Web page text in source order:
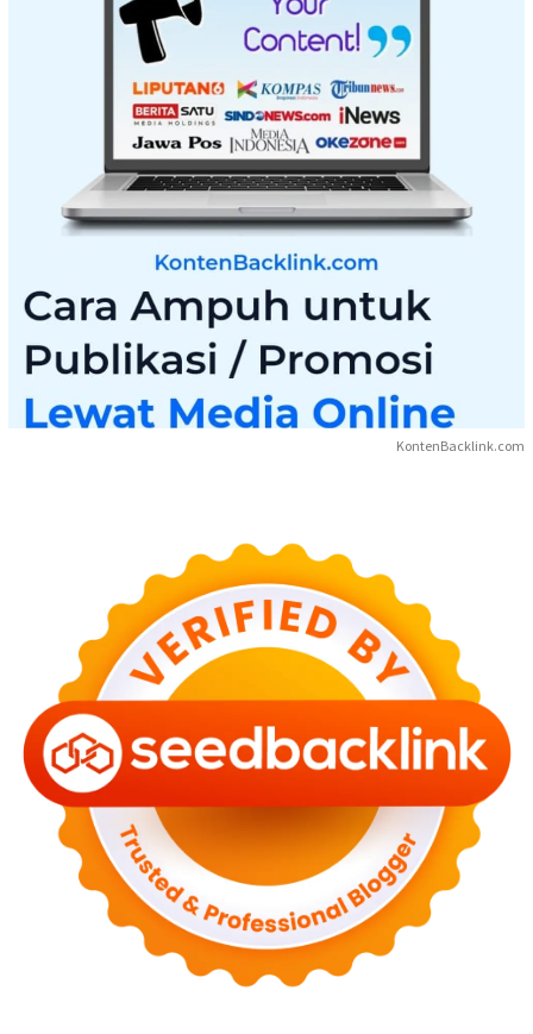
KontenBacklink.com